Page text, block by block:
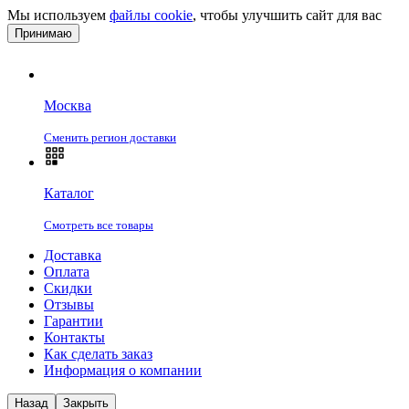
Мы используем файлы cookie, чтобы улучшить сайт для вас
Принимаю
Москва
Сменить регион доставки
Каталог
Смотреть все товары
Доставка
Оплата
Скидки
Отзывы
Гарантии
Контакты
Как сделать заказ
Информация о компании
Назад Закрыть